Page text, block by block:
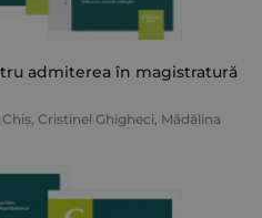
admiterea în magistratură
, Cristinel Ghigheci, Mădălina